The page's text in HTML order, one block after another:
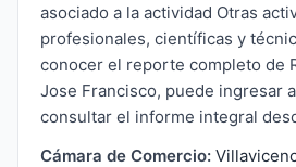
asociado a la actividad Otras
profesionales, científicas y
conocer el reporte completo de
Jose Francisco, puede ingresar
consultar el informe integral
Cámara de Comercio: